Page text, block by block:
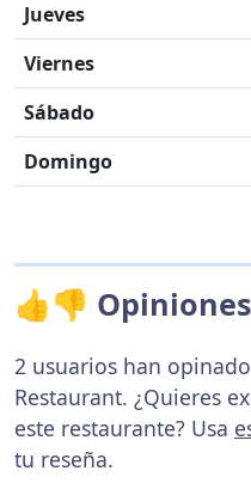
Jueves
Viernes
Sábado
Domingo
👍👎 Opiniones
2 usuarios han
Restaurant. ¿Quieres
este restaurante? Usa
tu reseña.